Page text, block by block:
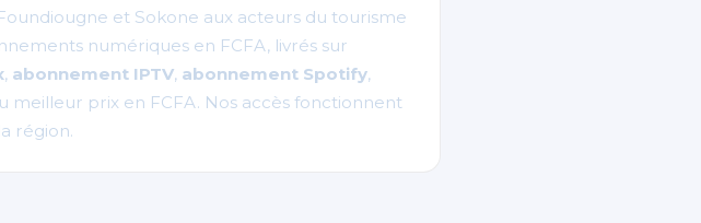
et Sokone aux acteurs du tourisme
numériques en FCFA, livrés sur
, abonnement IPTV, abonnement Spotify,
meilleur prix en FCFA. Nos accès fonctionnent
région.